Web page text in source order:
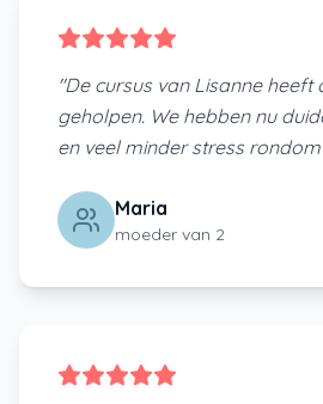
"De cursus van Lisanne heeft
geholpen. We hebben nu
en veel minder stress
Maria
moeder van 2